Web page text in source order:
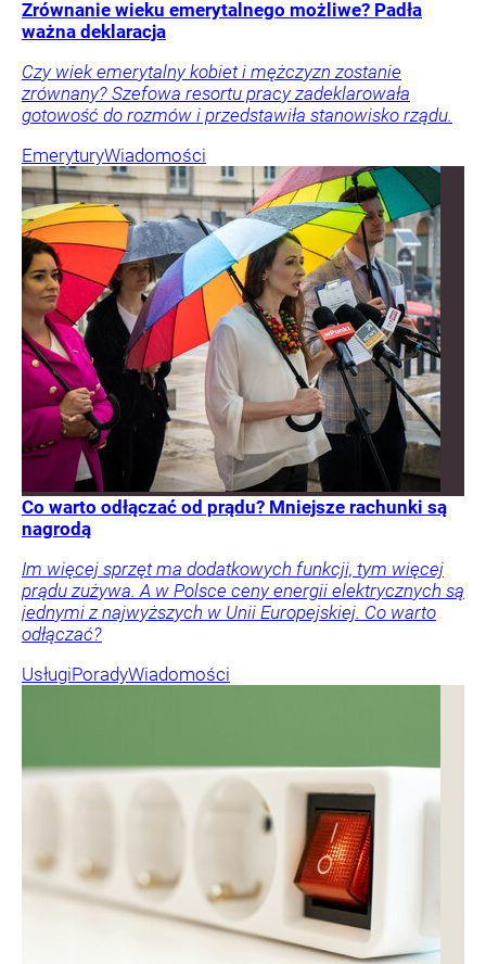
Zrównanie wieku emerytalnego możliwe? Padła
ważna deklaracja
Czy wiek emerytalny kobiet i mężczyzn zostanie
zrównany? Szefowa resortu pracy zadeklarowała
gotowość do rozmów i przedstawiła stanowisko rządu.
EmeryturyWiadomości
Co warto odłączać od prądu? Mniejsze rachunki są
nagrodą
Im więcej sprzęt ma dodatkowych funkcji, tym więcej
prądu zużywa. A w Polsce ceny energii elektrycznych są
jednymi z najwyższych w Unii Europejskiej. Co warto
odłączać?
UsługiPoradyWiadomości